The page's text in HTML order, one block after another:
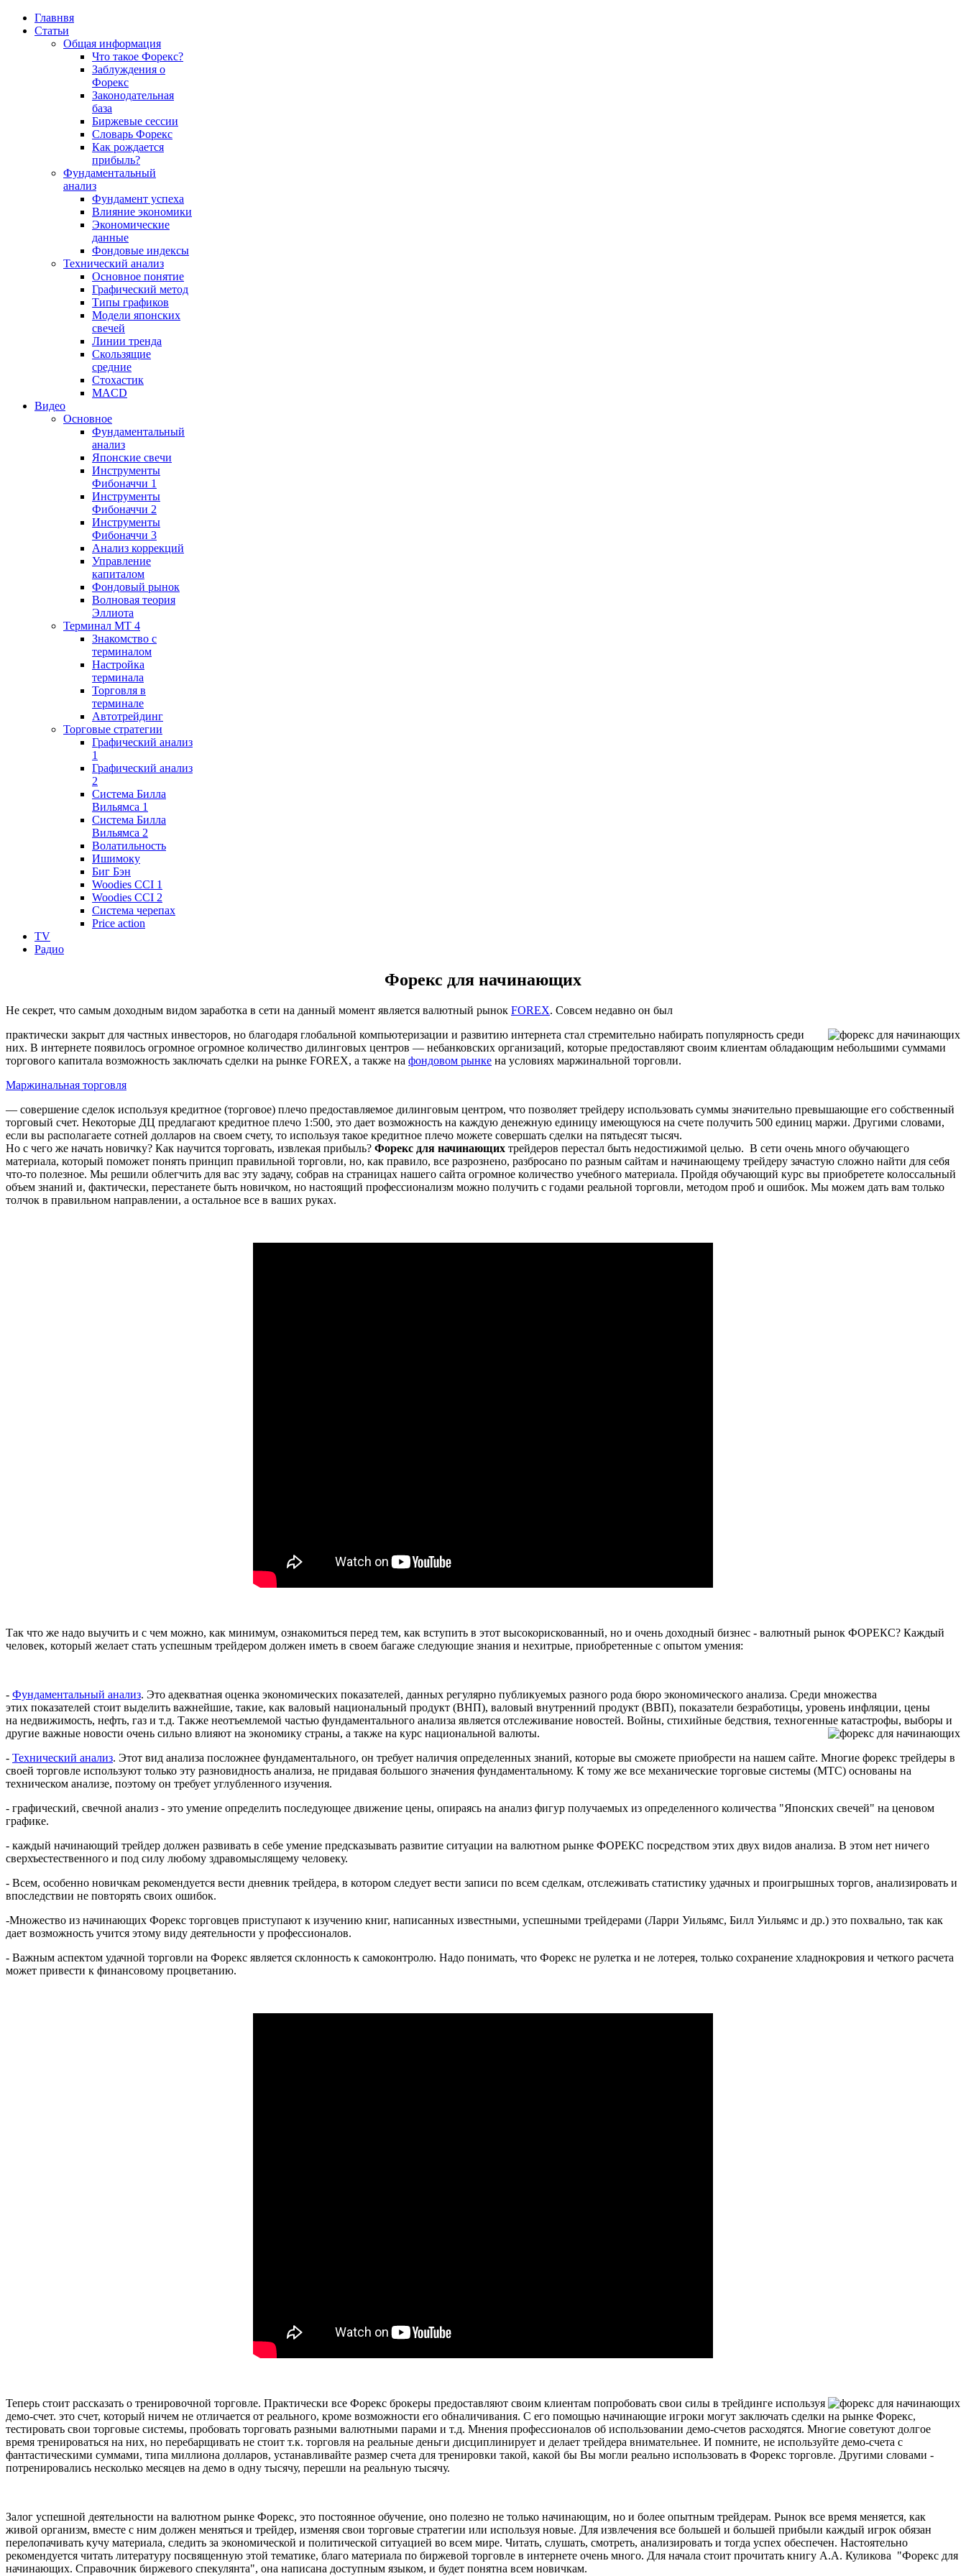
Главнвя
Статьи
Общая информация
Что такое Форекс?
Заблуждения о
Форекс
Законодательная
база
Биржевые сессии
Словарь Форекс
Как рождается
прибыль?
Фундаментальный
анализ
Фундамент успеха
Влияние экономики
Экономические
данные
Фондовые индексы
Технический анализ
Основное понятие
Графический метод
Типы графиков
Модели японских
свечей
Линии тренда
Скользящие
средние
Стохастик
MACD
Видео
Основное
Фундаментальный
анализ
Японские свечи
Инструменты
Фибоначчи 1
Инструменты
Фибоначчи 2
Инструменты
Фибоначчи 3
Анализ коррекций
Управление
капиталом
Фондовый рынок
Волновая теория
Эллиота
Терминал MT 4
Знакомство с
терминалом
Настройка
терминала
Торговля в
терминале
Автотрейдинг
Торговые стратегии
Графический анализ
1
Графический анализ
2
Система Билла
Вильямса 1
Система Билла
Вильямса 2
Волатильность
Ишимоку
Биг Бэн
Woodies CCI 1
Woodies CCI 2
Система черепах
Price action
TV
Радио
Форекс для начинающих
Не секрет, что самым доходным видом заработка в сети на данный момент является валютный рынок FOREX. Совсем недавно он был
практически закрыт для частных инвесторов, но благодаря глобальной компьютеризации и развитию интернета стал стремительно набирать популярность среди
них. В интернете появилось огромное огромное количество дилинговых центров — небанковских организаций, которые предоставляют своим клиентам обладающим небольшими суммами
торгового капитала возможность заключать сделки на рынке FOREX, а также на фондовом рынке на условиях маржинальной торговли.
Маржинальная торговля
— совершение сделок используя кредитное (торговое) плечо предоставляемое дилинговым центром, что позволяет трейдеру использовать суммы значительно превышающие его собственный
торговый счет. Некоторые ДЦ предлагают кредитное плечо 1:500, это дает возможность на каждую денежную единицу имеющуюся на счете получить 500 единиц маржи. Другими словами,
если вы располагаете сотней долларов на своем счету, то используя такое кредитное плечо можете совершать сделки на пятьдесят тысяч.
Но с чего же начать новичку? Как научится торговать, извлекая прибыль? Форекс для начинающих трейдеров перестал быть недостижимой целью. В сети очень много обучающего
материала, который поможет понять принцип правильной торговли, но, как правило, все разрознено, разбросано по разным сайтам и начинающему трейдеру зачастую сложно найти для себя
что-то полезное. Мы решили облегчить для вас эту задачу, собрав на страницах нашего сайта огромное количество учебного материала. Пройдя обучающий курс вы приобретете колоссальный
объем знаний и, фактически, перестанете быть новичком, но настоящий профессионализм можно получить с годами реальной торговли, методом проб и ошибок. Мы можем дать вам только
толчок в правильном направлении, а остальное все в ваших руках.
Так что же надо выучить и с чем можно, как минимум, ознакомиться перед тем, как вступить в этот высокорискованный, но и очень доходный бизнес - валютный рынок ФОРЕКС? Каждый
человек, который желает стать успешным трейдером должен иметь в своем багаже следующие знания и нехитрые, приобретенные с опытом умения:
- Фундаментальный анализ. Это адекватная оценка экономических показателей, данных регулярно публикуемых разного рода бюро экономического анализа. Среди множества
этих показателей стоит выделить важнейшие, такие, как валовый национальный продукт (ВНП), валовый внутренний продукт (ВВП), показатели безработицы, уровень инфляции, цены
на недвижимость, нефть, газ и т.д. Также неотъемлемой частью фундаментального анализа является отслеживание новостей. Войны, стихийные бедствия, техногенные катастрофы, выборы и
другие важные новости очень сильно влияют на экономику страны, а также на курс национальной валюты.
- Технический анализ. Этот вид анализа посложнее фундаментального, он требует наличия определенных знаний, которые вы сможете приобрести на нашем сайте. Многие форекс трейдеры в
своей торговле используют только эту разновидность анализа, не придавая большого значения фундаментальному. К тому же все механические торговые системы (МТС) основаны на
техническом анализе, поэтому он требует углубленного изучения.
- графический, свечной анализ - это умение определить последующее движение цены, опираясь на анализ фигур получаемых из определенного количества "Японских свечей" на ценовом
графике.
- каждый начинающий трейдер должен развивать в себе умение предсказывать развитие ситуации на валютном рынке ФОРЕКС посредством этих двух видов анализа. В этом нет ничего
сверхъестественного и под силу любому здравомыслящему человеку.
- Всем, особенно новичкам рекомендуется вести дневник трейдера, в котором следует вести записи по всем сделкам, отслеживать статистику удачных и проигрышных торгов, анализировать и
впоследствии не повторять своих ошибок.
-Множество из начинающих Форекс торговцев приступают к изучению книг, написанных известными, успешными трейдерами (Ларри Уильямс, Билл Уильямс и др.) это похвально, так как
дает возможность учится этому виду деятельности у профессионалов.
- Важным аспектом удачной торговли на Форекс является склонность к самоконтролю. Надо понимать, что Форекс не рулетка и не лотерея, только сохранение хладнокровия и четкого расчета
может привести к финансовому процветанию.
Теперь стоит рассказать о тренировочной торговле. Практически все Форекс брокеры предоставляют своим клиентам попробовать свои силы в трейдинге используя
демо-счет. это счет, который ничем не отличается от реального, кроме возможности его обналичивания. С его помощью начинающие игроки могут заключать сделки на рынке Форекс,
тестировать свои торговые системы, пробовать торговать разными валютными парами и т.д. Мнения профессионалов об использовании демо-счетов расходятся. Многие советуют долгое
время тренироваться на них, но перебарщивать не стоит т.к. торговля на реальные деньги дисциплинирует и делает трейдера внимательнее. И помните, не используйте демо-счета с
фантастическими суммами, типа миллиона долларов, устанавливайте размер счета для тренировки такой, какой бы Вы могли реально использовать в Форекс торговле. Другими словами -
потренировались несколько месяцев на демо в одну тысячу, перешли на реальную тысячу.
Залог успешной деятельности на валютном рынке Форекс, это постоянное обучение, оно полезно не только начинающим, но и более опытным трейдерам. Рынок все время меняется, как
живой организм, вместе с ним должен меняться и трейдер, изменяя свои торговые стратегии или используя новые. Для извлечения все большей и большей прибыли каждый игрок обязан
перелопачивать кучу материала, следить за экономической и политической ситуацией во всем мире. Читать, слушать, смотреть, анализировать и тогда успех обеспечен. Настоятельно
рекомендуется читать литературу посвященную этой тематике, благо материала по биржевой торговле в интернете очень много. Для начала стоит прочитать книгу А.А. Куликова "Форекс для
начинающих. Справочник биржевого спекулянта", она написана доступным языком, и будет понятна всем новичкам.